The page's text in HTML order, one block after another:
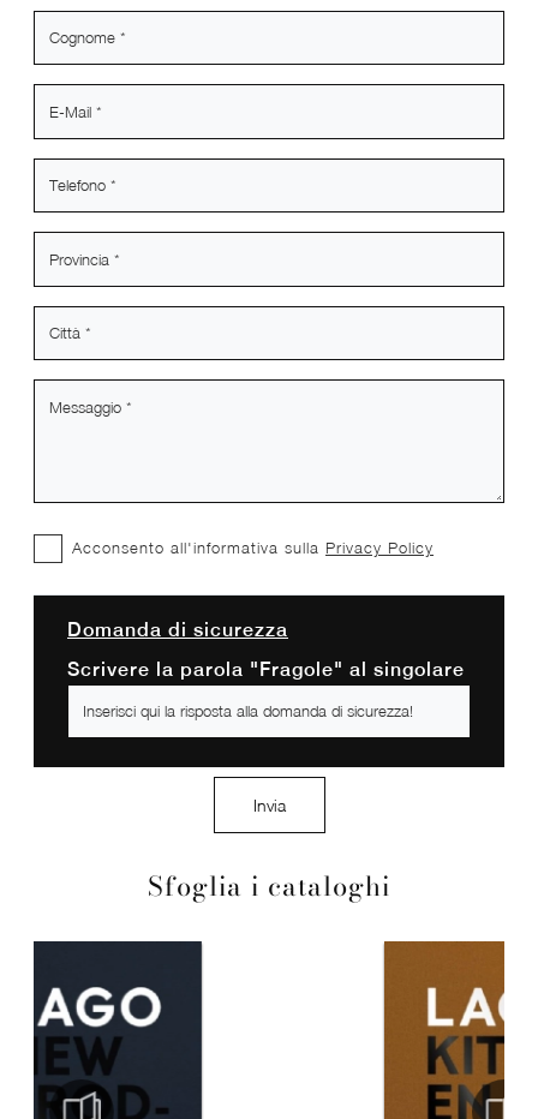
Sfoglia i cataloghi
Acconsento all'informativa sulla Privacy Policy
Domanda di sicurezza
Scrivere la parola "Fragole" al singolare
Invia